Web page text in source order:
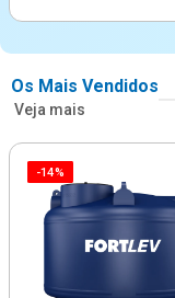
Os Mais Vendidos
Veja mais
-14%